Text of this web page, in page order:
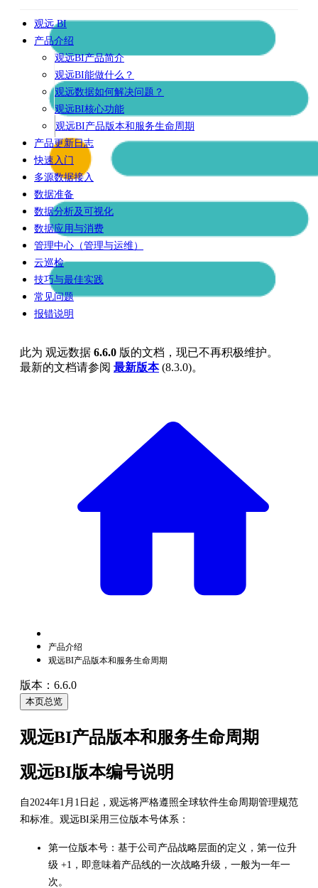
观远 BI
产品介绍
观远BI产品简介
观远BI能做什么？
观远数据如何解决问题？
观远BI核心功能
观远BI产品版本和服务生命周期
产品更新日志
快速入门
多源数据接入
数据准备
数据分析及可视化
数据应用与消费
管理中心（管理与运维）
云巡检
技巧与最佳实践
常见问题
报错说明
此为 观远数据 6.6.0 版的文档，现已不再积极维护。
最新的文档请参阅 最新版本(8.3.0)。
产品介绍
观远BI产品版本和服务生命周期
版本：6.6.0
本页总览
观远BI产品版本和服务生命周期
观远BI版本编号说明
自2024年1月1日起，观远将严格遵照全球软件生命周期管理规范
和标准。观远BI采用三位版本号体系：
第一位版本号：基于公司产品战略层面的定义，第一位升
级 +1，即意味着产品线的一次战略升级，一般为一年一
次。